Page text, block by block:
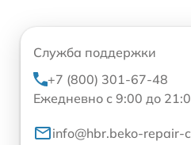
Служба поддержки
+7 (800) 301-67-48
Ежедневно с 9:00 до
info@hbr.beko-repair-